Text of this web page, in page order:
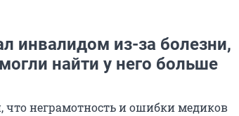
инвалидом из-за болезни,
найти у него больше
неграмотность и ошибки медиков